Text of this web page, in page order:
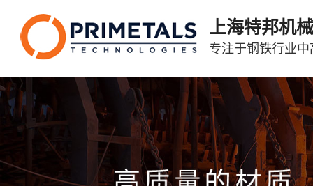
上海特邦机
专注于钢铁行业